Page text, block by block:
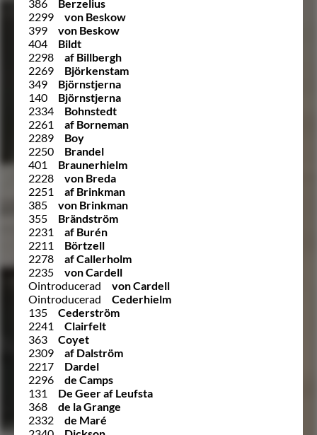
386
Berzelius
2299
von Beskow
399
von Beskow
404
Bildt
2298
af Billbergh
2269
Björkenstam
349
Björnstjerna
140
Björnstjerna
2334
Bohnstedt
2261
af Borneman
2289
Boy
2250
Brandel
401
Braunerhielm
2228
von Breda
2251
af Brinkman
385
von Brinkman
355
Brändström
2231
af Burén
2211
Börtzell
2278
af Callerholm
2235
von Cardell
Ointroducerad
von Cardell
Ointroducerad
Cederhielm
135
Cederström
2241
Clairfelt
363
Coyet
2309
af Dalström
2217
Dardel
2296
de Camps
131
De Geer af Leufsta
368
de la Grange
2332
de Maré